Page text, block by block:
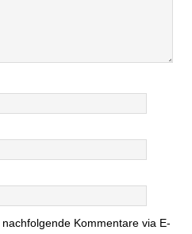
Kommentare via E-